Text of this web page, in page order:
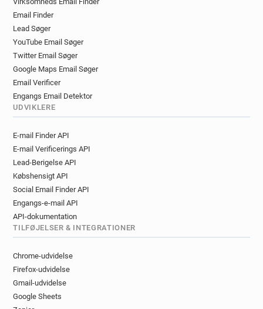
Email Finder
Lead Søger
YouTube Email Søger
Twitter Email Søger
Google Maps Email Søger
Email Verificer
Engangs Email Detektor
UDVIKLERE
E-mail Finder API
E-mail Verificerings API
Lead-Berigelse API
Købshensigt API
Social Email Finder API
Engangs-e-mail API
API-dokumentation
TILFØJELSER & INTEGRATIONER
Chrome-udvidelse
Firefox-udvidelse
Gmail-udvidelse
Google Sheets